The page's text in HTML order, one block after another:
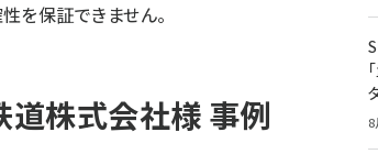
を保証できません。
道株式会社様 事例